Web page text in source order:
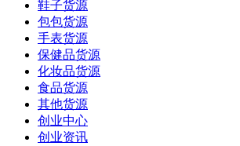
鞋子货源
包包货源
手表货源
保健品货源
化妆品货源
食品货源
其他货源
创业中心
创业资讯